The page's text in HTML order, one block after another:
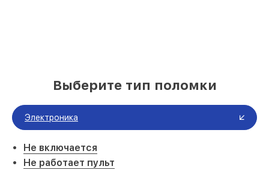
Выберите тип поломки
Электроника
Не включается
Не работает пульт